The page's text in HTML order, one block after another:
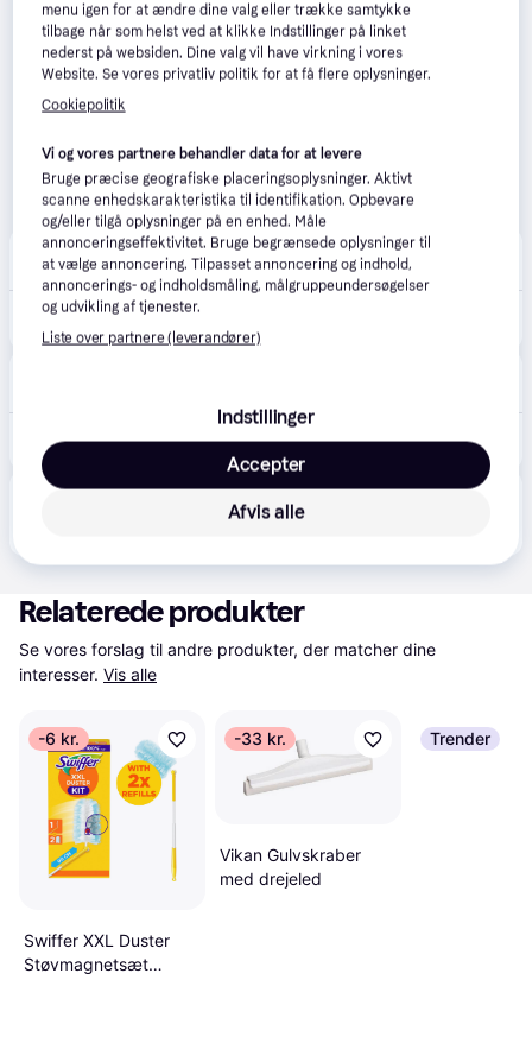
Proshop.dk 4.8(1280)
39 kr. fragt, 4-5 dage
Swiffer Duster Afstøver XXL Starter Kit 119 kr.
butik , som ikke er betalende
Relaterede produkter
Se vores forslag til andre produkter, der matcher dine
interesser. Vis alle
-6 kr.
Swiffer XXL Duster
Støvmagnetsæt
-33 kr.
Vikan Gulvskraber
med drejeled
Trender
menu igen for at ændre dine valg eller trække samtykke
tilbage når som helst ved at klikke Indstillinger på linket
nederst på websiden. Dine valg vil have virkning i vores
Website. Se vores privatliv politik for at få flere oplysninger.
Cookiepolitik
Vi og vores partnere behandler data for at levere
Bruge præcise geografiske placeringsoplysninger. Aktivt
scanne enhedskarakteristika til identifikation. Opbevare
og/eller tilgå oplysninger på en enhed. Måle
annonceringseffektivitet. Bruge begrænsede oplysninger til
at vælge annoncering. Tilpasset annoncering og indhold,
annoncerings- og indholdsmåling, målgruppeundersøgelser
og udvikling af tjenester.
Liste over partnere (leverandører)
Indstillinger
Afvis alle
Accepter